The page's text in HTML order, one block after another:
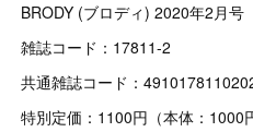
BRODY (ブロディ) 2020年2月号
雑誌コード：17811-2
共通雑誌コード：
特別定価：1100円（本体：1000